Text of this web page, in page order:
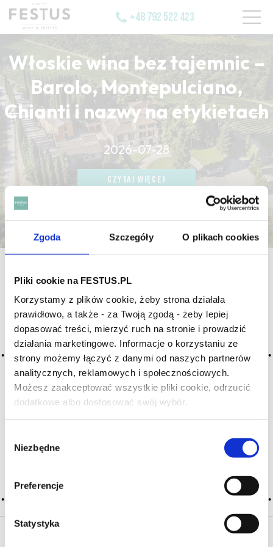
Zgoda Szczegóły O plikach cookies
Pliki cookie na FESTUS.PL
Korzystamy z plików cookie, żeby strona działała
prawidłowo, a także - za Twoją zgodą - żeby lepiej
dopasować treści, mierzyć ruch na stronie i prowadzić
działania marketingowe. Informacje o korzystaniu ze
strony możemy łączyć z danymi od naszych partnerów
analitycznych, reklamowych i społecznościowych.
Możesz zaakceptować wszystkie pliki cookie, odrzucić
dodatkowe albo dostosować swój wybór.
zgody
Niezbędne
Preferencje
Statystyka
Czy masz ukończone 18 lat?
+48 792 522 423
Włoskie wina bez tajemnic –
Barolo, Montepulciano,
Chianti i nazwy na etykietach
2026-07-28
CZYTAJ WIĘCEJ
CZYTAJ WIĘCEJ
CZYTAJ WIĘCEJ
Archiwum wpisów tagu:
dénaturé
wynaturzone
2016-05-10
bardzo negatywne określenie odnoszące się do wina, które